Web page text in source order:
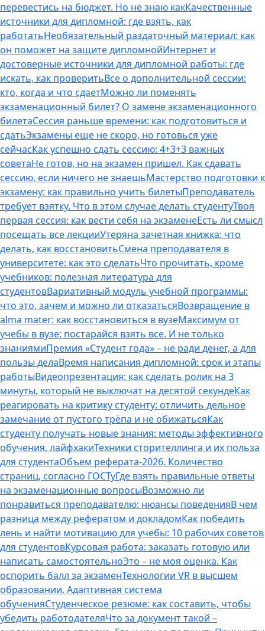
перевестись на бюджет. Но не знаю какКачественные
источники для дипломной: где взять, как
работатьНеобязательный раздаточный материал: как
он поможет на защите дипломнойИнтернет и
достоверные источники для дипломной работы: где
искать, как проверитьВсе о дополнительной сессии:
кто, когда и что сдаетМожно ли поменять
экзаменационный билет? О замене экзаменационного
билетаСессия раньше времени: как подготовиться и
сдатьЭкзамены еще не скоро, но готовься уже
сейчасКак успешно сдать сессию: 4+3+3 важных
советаНе готов, но на экзамен пришел. Как сдавать
сессию, если ничего не знаешьМастерство подготовки к
экзамену: как правильно учить билетыПреподаватель
требует взятку. Что в этом случае делать студентуТвоя
первая сессия: как вести себя на экзаменеЕсть ли смысл
посещать все лекцииУтеряна зачетная книжка: что
делать, как восстановитьСмена преподавателя в
университете: как это сделатьЧто прочитать, кроме
учебников: полезная литература для
студентовВариативный модуль учебной программы:
что это, зачем и можно ли отказатьсяВозвращение в
alma mater: как восстановиться в вузеМаксимум от
учебы в вузе: постарайся взять все. И не только
знаниямиПремия «Студент года» – не ради денег, а для
пользы делаВремя написания дипломной: срок и этапы
работыВидеопрезентация: как сделать ролик на 3
минуты, который не выключат на десятой секундеКак
реагировать на критику студенту: отличить дельное
замечание от пустого трёпа и не обижатьсяКак
студенту получать новые знания: методы эффективного
обучения, лайфхакиТехники сторителлинга и их польза
для студентаОбъем реферата-2026. Количество
страниц, согласно ГОСТуГде взять правильные ответы
на экзаменационные вопросыВозможно ли
понравиться преподавателю: нюансы поведенияВ чем
разница между рефератом и докладомКак победить
лень и найти мотивацию для учебы: 10 рабочих советов
для студентовКурсовая работа: заказать готовую или
написать самостоятельноЭто – не моя оценка. Как
оспорить балл за экзаменТехнологии VR в высшем
образовании. Адаптивная система
обученияСтуденческое резюме: как составить, чтобы
убедить работодателяЧто за документ такой –